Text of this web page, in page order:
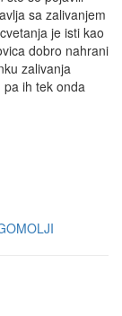
sa zalivanjem
je isti kao
dobro nahrani
zalivanja
ih tek onda